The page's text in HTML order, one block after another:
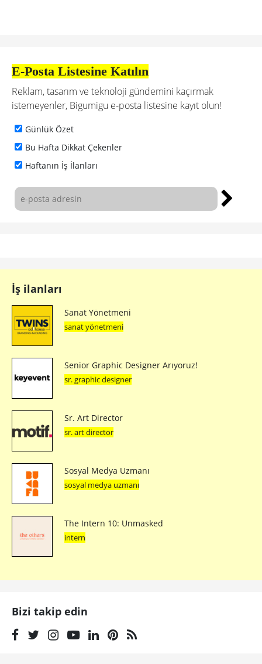
E-Posta Listesine Katılın
Reklam, tasarım ve teknoloji gündemini kaçırmak
istemeyenler, Bigumigu e-posta listesine kayıt olun!
Günlük Özet
Bu Hafta Dikkat Çekenler
Haftanın İş İlanları
İş ilanları
Sanat Yönetmeni
sanat yönetmeni
Senior Graphic Designer Arıyoruz!
sr. graphic designer
Sr. Art Director
sr. art director
Sosyal Medya Uzmanı
sosyal medya uzmanı
The Intern 10: Unmasked
intern
Bizi takip edin